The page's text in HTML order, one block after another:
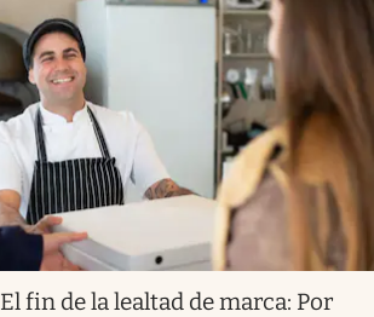
El fin de la lealtad de marca: Por